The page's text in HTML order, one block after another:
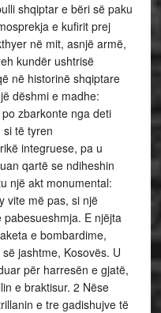
shqiptar e bëri së paku
e kufirit prej
në mit, asnjë armë,
kundër ushtrisë
në historinë shqiptare
dëshmi e madhe:
zbarkonte nga deti
të tyren
integruese, pa u
qartë se ndiheshin
një akt monumental:
vite më pas, si një
E njëjta
e bombardime,
jashtme, Kosovës. U
për harresën e gjatë,
e braktisur. 2 Nëse
e tre gadishujve të